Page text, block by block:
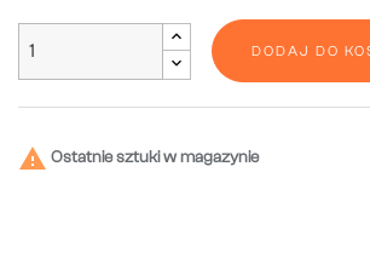
DODAJ DO
 Ostatnie sztuki w magazynie